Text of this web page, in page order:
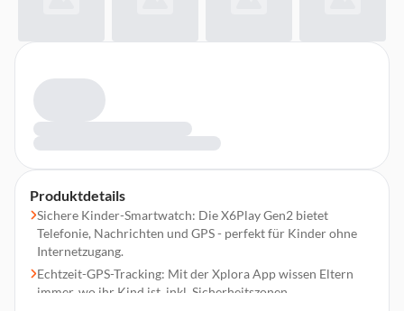
Produktdetails
Sichere Kinder-Smartwatch: Die X6Play Gen2 bietet
Telefonie, Nachrichten und GPS - perfekt für Kinder ohne
Internetzugang.
Echtzeit-GPS-Tracking: Mit der Xplora App wissen Eltern
immer, wo ihr Kind ist, inkl. Sicherheitszonen.